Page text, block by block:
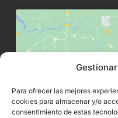
Para ofrecer las mejores
cookies para almacenar y/o
consentimiento de estas
cookies y